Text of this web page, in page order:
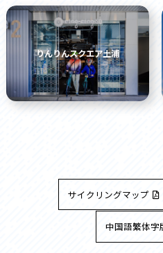
りんりんスクエア土浦
サイクリングマップ
中国語繁体字